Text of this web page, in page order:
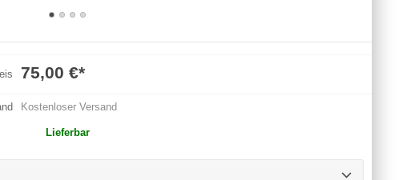
75,00 €*
Kostenloser Versand
Lieferbar